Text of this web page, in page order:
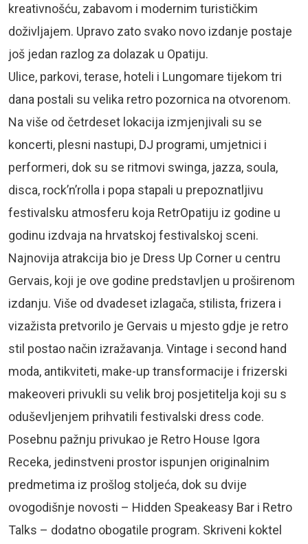
kreativnošću, zabavom i modernim turističkim
doživljajem. Upravo zato svako novo izdanje postaje
još jedan razlog za dolazak u Opatiju.
Ulice, parkovi, terase, hoteli i Lungomare tijekom tri
dana postali su velika retro pozornica na otvorenom.
Na više od četrdeset lokacija izmjenjivali su se
koncerti, plesni nastupi, DJ programi, umjetnici i
performeri, dok su se ritmovi swinga, jazza, soula,
disca, rock’n’rolla i popa stapali u prepoznatljivu
festivalsku atmosferu koja RetrOpatiju iz godine u
godinu izdvaja na hrvatskoj festivalskoj sceni.
Najnovija atrakcija bio je Dress Up Corner u centru
Gervais, koji je ove godine predstavljen u proširenom
izdanju. Više od dvadeset izlagača, stilista, frizera i
vizažista pretvorilo je Gervais u mjesto gdje je retro
stil postao način izražavanja. Vintage i second hand
moda, antikviteti, make-up transformacije i frizerski
makeoveri privukli su velik broj posjetitelja koji su s
oduševljenjem prihvatili festivalski dress code.
Posebnu pažnju privukao je Retro House Igora
Receka, jedinstveni prostor ispunjen originalnim
predmetima iz prošlog stoljeća, dok su dvije
ovogodišnje novosti – Hidden Speakeasy Bar i Retro
Talks – dodatno obogatile program. Skriveni koktel